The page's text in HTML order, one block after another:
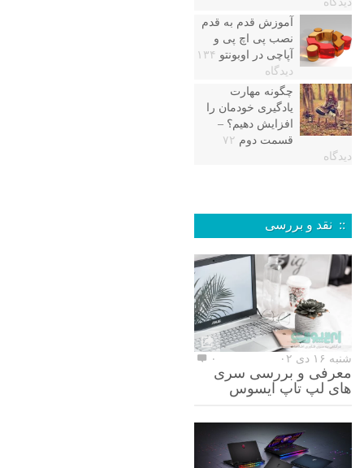
آموزش قدم به قدم
نصب پی اچ پی و
آپاچی در اوبونتو ۱۳۴
دیدگاه
چگونه مهارت
یادگیری خودمان را
افزایش دهیم؟ –
قسمت دوم ۷۲
دیدگاه
:: نقد و بررسی
شنبه ۱۶ دی ۰۲ ۰
معرفی و بررسی سری
های لپ تاپ ایسوس